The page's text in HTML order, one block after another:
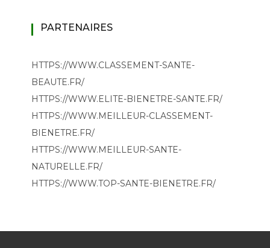
PARTENAIRES
HTTPS://WWW.CLASSEMENT-SANTE-
BEAUTE.FR/
HTTPS://WWW.ELITE-BIENETRE-SANTE.FR/
HTTPS://WWW.MEILLEUR-CLASSEMENT-
BIENETRE.FR/
HTTPS://WWW.MEILLEUR-SANTE-
NATURELLE.FR/
HTTPS://WWW.TOP-SANTE-BIENETRE.FR/